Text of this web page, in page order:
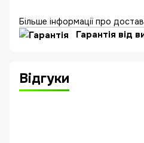
Більше інформації про
Гарантія від
Відгуки